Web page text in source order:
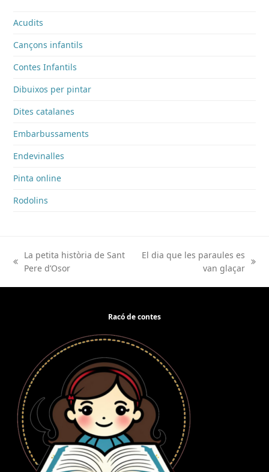
Acudits
Cançons infantils
Contes Infantils
Dibuixos per pintar
Dites catalanes
Embarbussaments
Endevinalles
Pinta online
Rodolins
previous
La petita història de Sant
Pere d’Osor
El dia que les paraules es
van glaçar
Racó de contes